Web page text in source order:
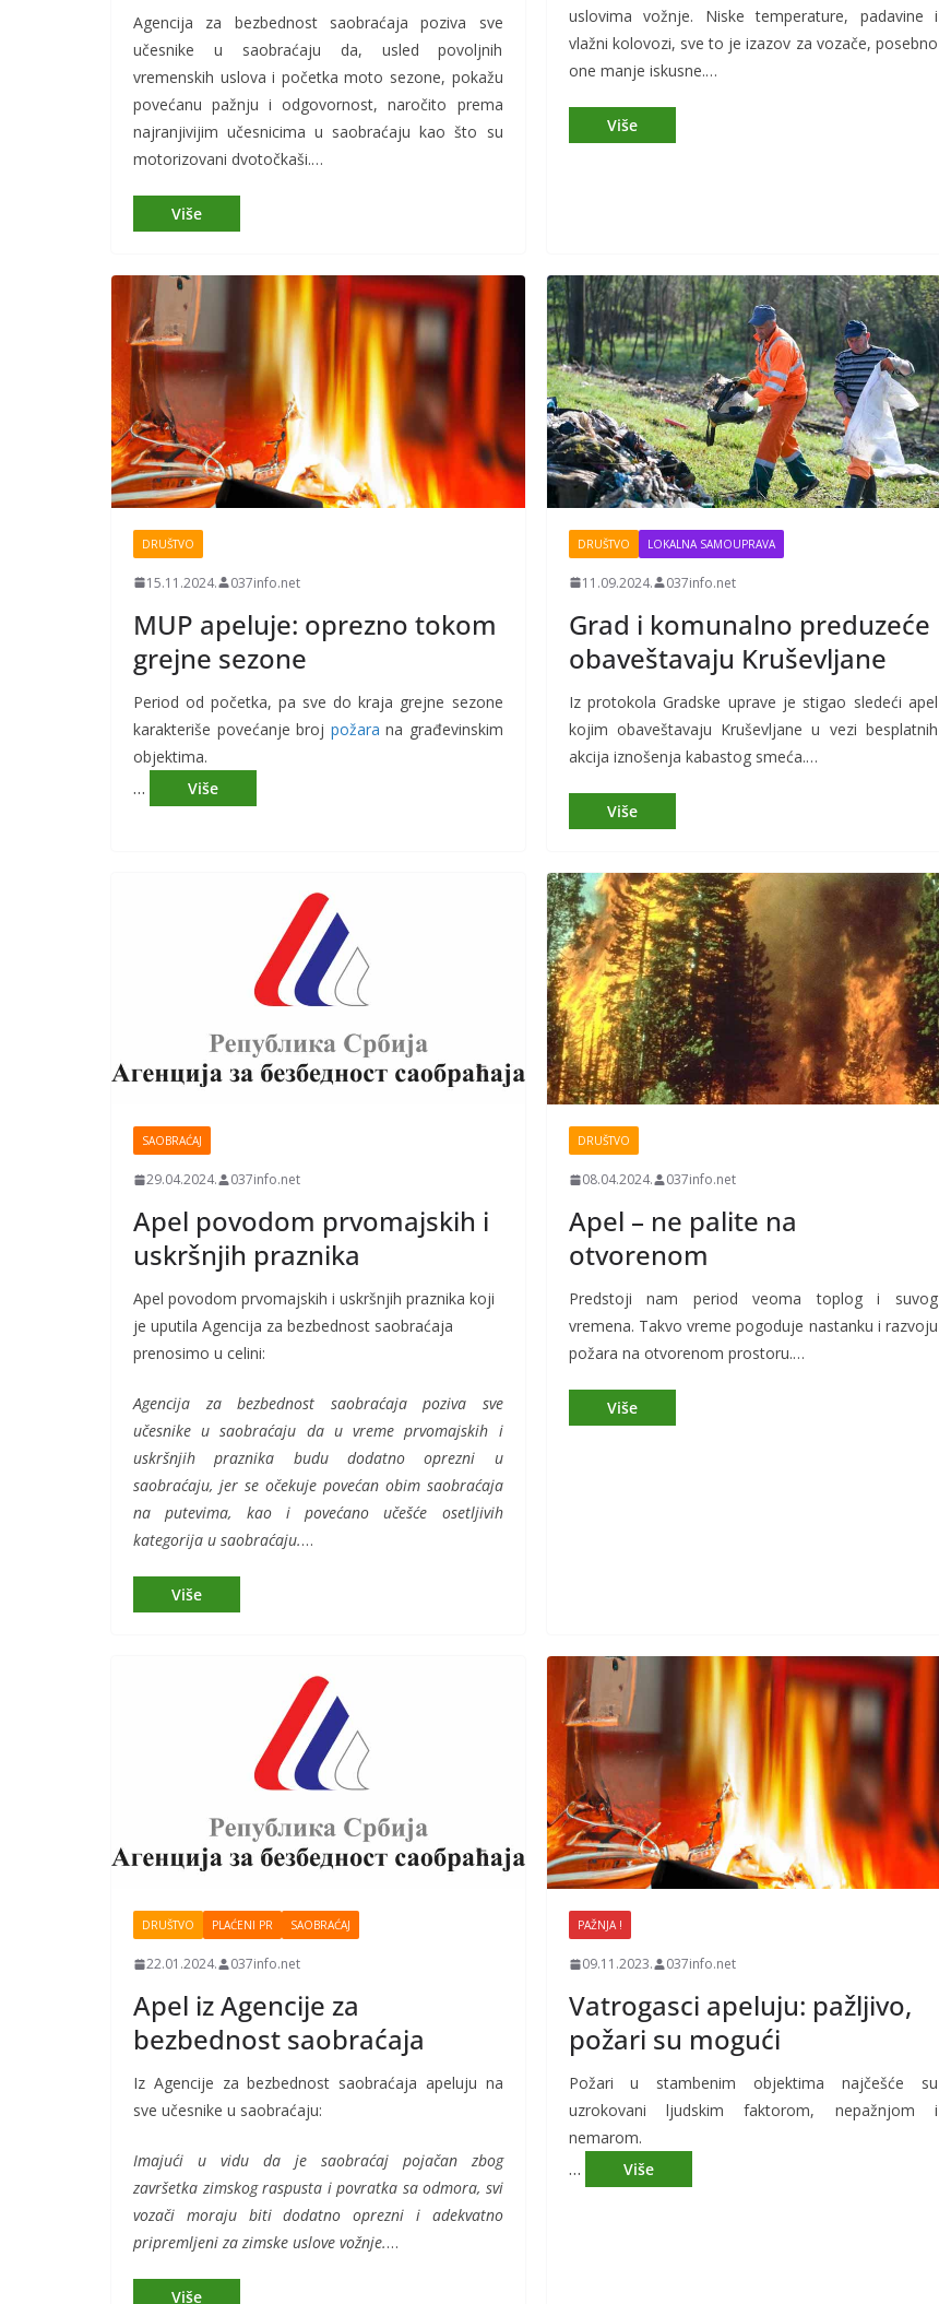
Agencija za bezbednost saobraćaja poziva sve
učesnike u saobraćaju da, usled povoljnih
vremenskih uslova i početka moto sezone, pokažu
povećanu pažnju i odgovornost, naročito prema
najranjivijim učesnicima u saobraćaju kao što su
motorizovani dvotočkaši.…
uslovima vožnje. Niske temperature, padavine i
vlažni kolovozi, sve to je izazov za vozače, posebno
one manje iskusne.…
DRUŠTVO
15.11.2024. 037info.net
MUP apeluje: oprezno tokom
grejne sezone
Period od početka, pa sve do kraja grejne sezone
karakteriše povećanje broj požara na građevinskim
objektima.
…
DRUŠTVO LOKALNA SAMOUPRAVA
11.09.2024. 037info.net
Grad i komunalno preduzeće
obaveštavaju Kruševljane
Iz protokola Gradske uprave je stigao sledeći apel
kojim obaveštavaju Kruševljane u vezi besplatnih
akcija iznošenja kabastog smeća.…
SAOBRAĆAJ
29.04.2024. 037info.net
Apel povodom prvomajskih i
uskršnjih praznika
Apel povodom prvomajskih i uskršnjih praznika koji
je uputila Agencija za bezbednost saobraćaja
prenosimo u celini:
Agencija za bezbednost saobraćaja poziva sve
učesnike u saobraćaju da u vreme prvomajskih i
uskršnjih praznika budu dodatno oprezni u
saobraćaju, jer se očekuje povećan obim saobraćaja
na putevima, kao i povećano učešće osetljivih
kategorija u saobraćaju.…
DRUŠTVO
08.04.2024. 037info.net
Apel – ne palite na
otvorenom
Predstoji nam period veoma toplog i suvog
vremena. Takvo vreme pogoduje nastanku i razvoju
požara na otvorenom prostoru.…
DRUŠTVO PLAĆENI PR SAOBRAĆAJ
22.01.2024. 037info.net
Apel iz Agencije za
bezbednost saobraćaja
Iz Agencije za bezbednost saobraćaja apeluju na
sve učesnike u saobraćaju:
Imajući u vidu da je saobraćaj pojačan zbog
završetka zimskog raspusta i povratka sa odmora, svi
vozači moraju biti dodatno oprezni i adekvatno
pripremljeni za zimske uslove vožnje.…
PAŽNJA !
09.11.2023. 037info.net
Vatrogasci apeluju: pažljivo,
požari su mogući
Požari u stambenim objektima najčešće su
uzrokovani lјudskim faktorom, nepažnjom i
nemarom.
…